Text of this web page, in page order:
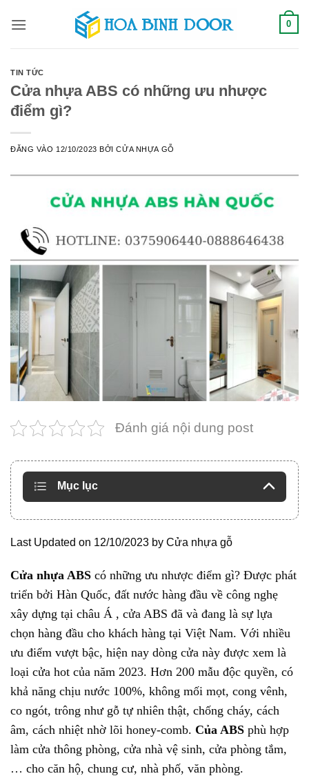
qua
0
TIN TỨC
Cửa nhựa ABS có những ưu nhược
điểm gì?
ĐĂNG VÀO 12/10/2023 BỞICỬA NHỰA GỖ
Đánh giá nội dung post
Mục lục
Last Updated on 12/10/2023 by Cửa nhựa gỗ
Cửa nhựa ABS có những ưu nhược điểm gì? Được phát
triển bởi Hàn Quốc, đất nước hàng đầu về công nghẹ
xây dựng tại châu Á , cửa ABS đã và đang là sự lựa
chọn hàng đầu cho khách hàng tại Việt Nam. Với nhiều
ưu điểm vượt bậc, hiện nay dòng cửa này được xem là
loại cửa hot của năm 2023. Hơn 200 mẫu độc quyền, có
khả năng chịu nước 100%, không mối mọt, cong vênh,
co ngót, trông như gỗ tự nhiên thật, chống cháy, cách
âm, cách nhiệt nhờ lõi honey-comb. Của ABS phù hợp
làm cửa thông phòng, cửa nhà vệ sinh, cửa phòng tắm,
… cho căn hộ, chung cư, nhà phố, văn phòng.